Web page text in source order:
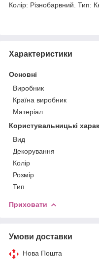
Колір: Різнобарвний. Тип:
Характеристики
Основні
Виробник
Країна виробник
Матеріал
Користувальницькі
Вид
Декорування
Колір
Розмір
Тип
Приховати
Умови доставки
Нова Пошта